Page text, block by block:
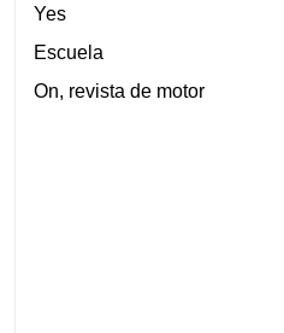
Yes
Escuela
On, revista de motor